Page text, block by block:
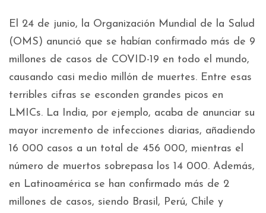
El 24 de junio, la Organización Mundial de la Salud
(OMS) anunció que se habían confirmado más de 9
millones de casos de COVID-19 en todo el mundo,
causando casi medio millón de muertes. Entre esas
terribles cifras se esconden grandes picos en
LMICs. La India, por ejemplo, acaba de anunciar su
mayor incremento de infecciones diarias, añadiendo
16 000 casos a un total de 456 000, mientras el
número de muertos sobrepasa los 14 000. Además,
en Latinoamérica se han confirmado más de 2
millones de casos, siendo Brasil, Perú, Chile y